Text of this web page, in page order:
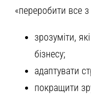
«переробити все з
зрозуміти,
бізнесу;
адаптувати
покращити